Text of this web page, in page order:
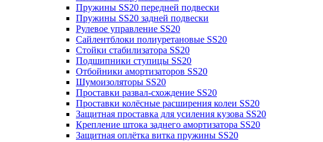
Пружины SS20 передней подвески
Пружины SS20 задней подвески
Рулевое управление SS20
Сайлентблоки полиуретановые SS20
Стойки стабилизатора SS20
Подшипники ступицы SS20
Отбойники амортизаторов SS20
Шумоизоляторы SS20
Проставки развал-схождение SS20
Проставки колёсные расширения колеи SS20
Защитная проставка для усиления кузова SS20
Крепление штока заднего амортизатора SS20
Защитная оплётка витка пружины SS20